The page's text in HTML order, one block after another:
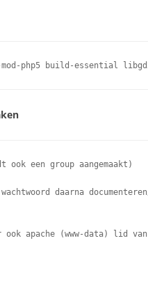
php5 build-essential
ook een group aangemaakt)
daarna
ook apache (www-data) lid